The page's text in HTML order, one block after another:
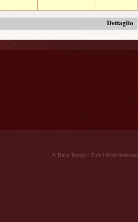
Dettaglio
® Balla Tango - Tutti i diritti riservati